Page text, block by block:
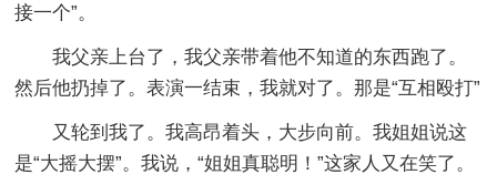
接一个”。
我父亲上台了，我父亲带着他不知道的东西跑了。
然后他扔掉了。表演一结束，我就对了。那是“互相殴打”
又轮到我了。我高昂着头，大步向前。我姐姐说这
是“大摇大摆”。我说，“姐姐真聪明！”这家人又在笑了。